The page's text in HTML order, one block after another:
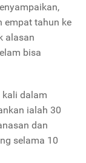
empat tahun ke
alasan
bisa
kali dalam
ialah 30
dan
selama 10